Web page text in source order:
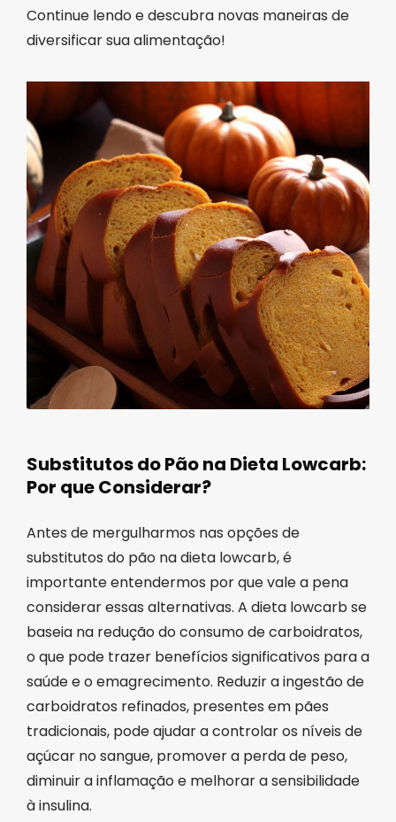
Continue lendo e descubra novas maneiras de
diversificar sua alimentação!
Substitutos do Pão na Dieta Lowcarb:
Por que Considerar?
Antes de mergulharmos nas opções de
substitutos do pão na dieta lowcarb, é
importante entendermos por que vale a pena
considerar essas alternativas. A dieta lowcarb se
baseia na redução do consumo de carboidratos,
o que pode trazer benefícios significativos para a
saúde e o emagrecimento. Reduzir a ingestão de
carboidratos refinados, presentes em pães
tradicionais, pode ajudar a controlar os níveis de
açúcar no sangue, promover a perda de peso,
diminuir a inflamação e melhorar a sensibilidade
à insulina.